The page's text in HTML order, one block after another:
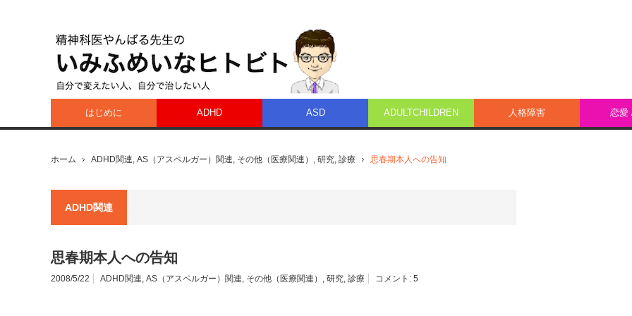
はじめに ADHD ASD ADULTCHILDREN 人格障害 恋愛
ホーム ADHD関連, AS（アスペルガー）関連, その他（医療関連） , 研究, 診療 思春期本人への告知
ADHD関連
思春期本人への告知
2008/5/22 ADHD関連, AS（アスペルガー）関連, その他（医療関連） , 研究, 診療 コメント: 5